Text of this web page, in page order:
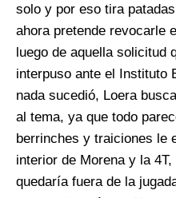
solo y por eso tira
ahora pretende revocarle
luego de aquella solicitud
interpuso ante el Instituto
nada sucedió, Loera
al tema, ya que todo
berrinches y traiciones le
interior de Morena y la
quedaría fuera de la